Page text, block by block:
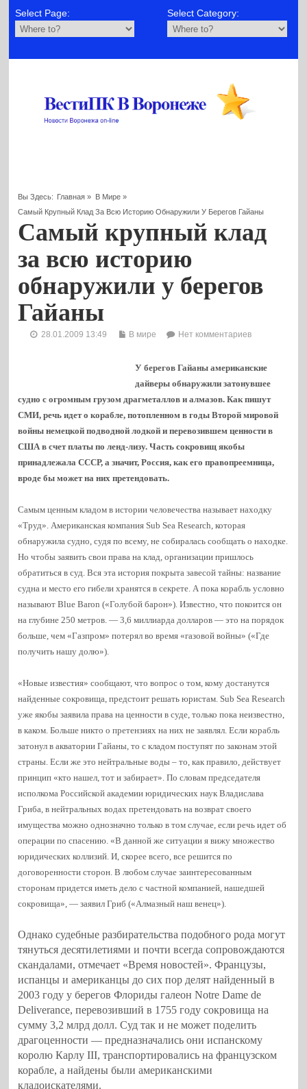
Select Page: Select Category:
Вы Здесь: Главная » В Мире»
Самый Крупный Клад За Всю Историю Обнаружили У Берегов Гайаны
Самый крупный клад
за всю историю
обнаружили у берегов
Гайаны
28.01.2009 13:49 В мире Нет комментариев
У берегов Гайаны американские
дайверы обнаружили затонувшее
судно с огромным грузом драгметаллов и алмазов. Как пишут
СМИ, речь идет о корабле, потопленном в годы Второй мировой
войны немецкой подводной лодкой и перевозившем ценности в
США в счет платы по ленд-лизу. Часть сокровищ якобы
принадлежала СССР, а значит, Россия, как его правопреемница,
вроде бы может на них претендовать.
Самым ценным кладом в истории человечества называет находку
«Труд». Американская компания Sub Sea Research, которая
обнаружила судно, судя по всему, не собиралась сообщать о находке.
Но чтобы заявить свои права на клад, организации пришлось
обратиться в суд. Вся эта история покрыта завесой тайны: название
судна и место его гибели хранятся в секрете. А пока корабль условно
называют Blue Baron («Голубой барон»). Известно, что покоится он
на глубине 250 метров. — 3,6 миллиарда долларов — это на порядок
больше, чем «Газпром» потерял во время «газовой войны» («Где
получить нашу долю»).
«Новые известия» сообщают, что вопрос о том, кому достанутся
найденные сокровища, предстоит решать юристам. Sub Sea Research
уже якобы заявила права на ценности в суде, только пока неизвестно,
в каком. Больше никто о претензиях на них не заявлял. Если корабль
затонул в акватории Гайаны, то с кладом поступят по законам этой
страны. Если же это нейтральные воды – то, как правило, действует
принцип «кто нашел, тот и забирает». По словам председателя
исполкома Российской академии юридических наук Владислава
Гриба, в нейтральных водах претендовать на возврат своего
имущества можно однозначно только в том случае, если речь идет об
операции по спасению. «В данной же ситуации я вижу множество
юридических коллизий. И, скорее всего, все решится по
договоренности сторон. В любом случае заинтересованным
сторонам придется иметь дело с частной компанией, нашедшей
сокровища», — заявил Гриб («Алмазный наш венец»).
Однако судебные разбирательства подобного рода могут
тянуться десятилетиями и почти всегда сопровождаются
скандалами, отмечает «Время новостей». Французы,
испанцы и американцы до сих пор делят найденный в
2003 году у берегов Флориды галеон Notre Dame de
Deliverance, перевозивший в 1755 году сокровища на
сумму 3,2 млрд долл. Суд так и не может поделить
драгоценности — предназначались они испанскому
королю Карлу III, транспортировались на французском
корабле, а найдены были американскими
кладоискателями.